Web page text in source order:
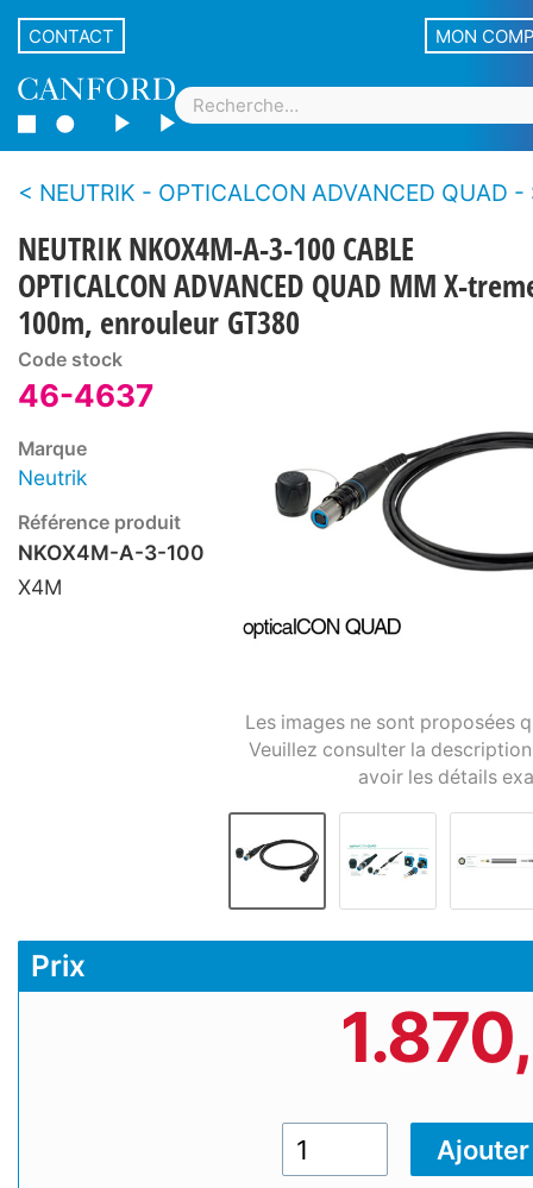
CONTACT MON
NEUTRIK - OPTICALCON ADVANCED QUAD - Système de connecteurs fibre optique renforcé
NEUTRIK NKOX4M-A-3-100 CABLE
OPTICALCON ADVANCED QUAD MM X-
100m, enrouleur GT380
Code stock
46-4637
Marque
Neutrik
Référence produit
NKOX4M-A-3-100
X4M
Les images ne sont proposées
Veuillez consulter la
avoir les détails
Prix